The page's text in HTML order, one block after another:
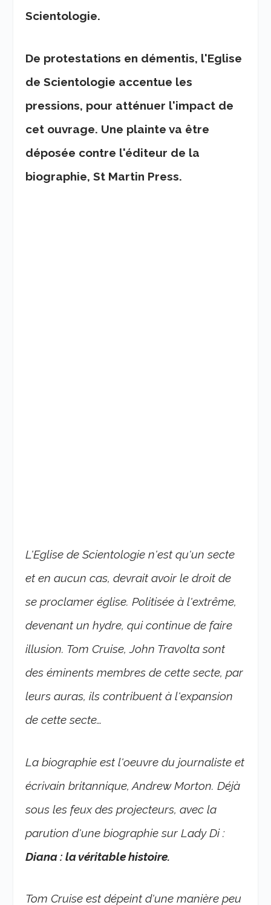
Scientologie.
De protestations en démentis, l'Eglise
de Scientologie accentue les
pressions, pour atténuer l'impact de
cet ouvrage. Une plainte va être
déposée contre l'éditeur de la
biographie, St Martin Press.
L'Eglise de Scientologie n'est qu'un secte
et en aucun cas, devrait avoir le droit de
se proclamer église. Politisée à l'extrême,
devenant un hydre, qui continue de faire
illusion. Tom Cruise, John Travolta sont
des éminents membres de cette secte, par
leurs auras, ils contribuent à l'expansion
de cette secte…
La biographie est l'oeuvre du journaliste et
écrivain britannique, Andrew Morton. Déjà
sous les feux des projecteurs, avec la
parution d'une biographie sur Lady Di :
Diana : la véritable histoire.
Tom Cruise est dépeint d'une manière peu